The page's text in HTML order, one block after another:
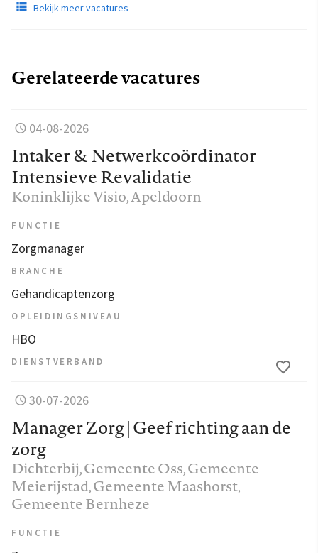
Bekijk meer vacatures
Gerelateerde vacatures
04-08-2026
Intaker & Netwerkcoördinator
Intensieve Revalidatie
Koninklijke Visio, Apeldoorn
FUNCTIE
Zorgmanager
BRANCHE
Gehandicaptenzorg
OPLEIDINGSNIVEAU
HBO
DIENSTVERBAND
30-07-2026
Manager Zorg | Geef richting aan de
zorg
Dichterbij, Gemeente Oss, Gemeente
Meierijstad, Gemeente Maashorst,
Gemeente Bernheze
FUNCTIE